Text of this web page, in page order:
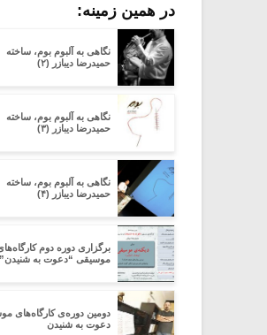
در همین زمینه:
نگاهی به آلبوم بوم، ساخته
حمیدرضا دیبازر (۲)
نگاهی به آلبوم بوم، ساخته
حمیدرضا دیبازر (۳)
نگاهی به آلبوم بوم، ساخته
حمیدرضا دیبازر (۴)
برگزاری دوره‌ دوم
موسیقی “دعوت به شنیدن”
دومین دوره‌ی کارگاه‌های
دعوت به شنیدن